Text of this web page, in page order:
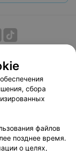
оплаты
сервиса
сбора
файлов
позднее время.
о целях,